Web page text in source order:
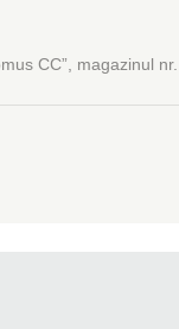
CC”, magazinul